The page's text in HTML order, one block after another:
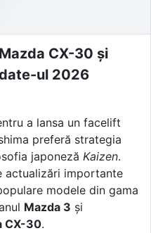
CX-30 și
ul 2026
a lansa un facelift
preferă strategia
japoneză Kaizen.
actualizări importante
modele din gama
Mazda 3 și
CX-30.